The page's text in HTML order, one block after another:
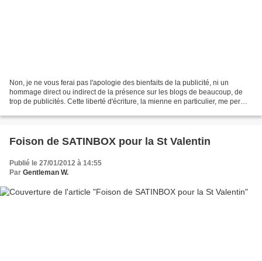
Non, je ne vous ferai pas l'apologie des bienfaits de la publicité, ni un
hommage direct ou indirect de la présence sur les blogs de beaucoup, de
trop de publicités. Cette liberté d'écriture, la mienne en particulier, me permet
Foison de SATINBOX pour la St Valentin
Publié le 27/01/2012 à 14:55
Par Gentleman W.